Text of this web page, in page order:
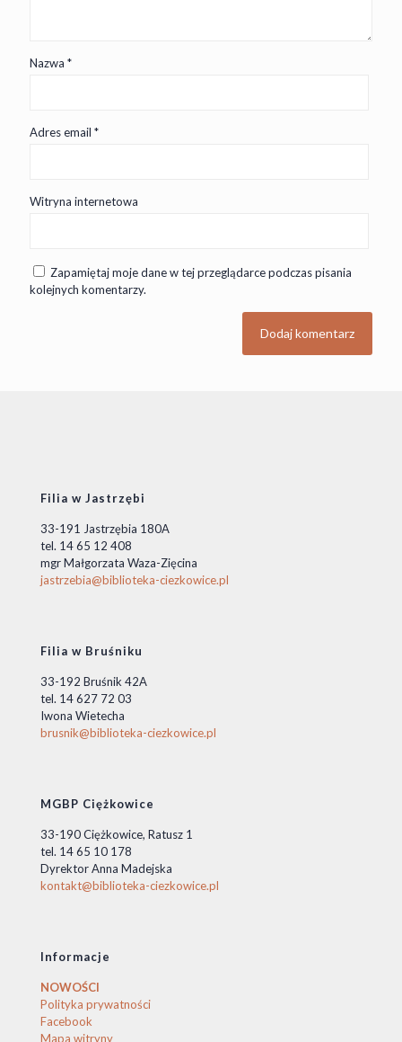
Nazwa *
Adres email *
Witryna internetowa
Zapamiętaj moje dane w tej przeglądarce podczas pisania
kolejnych komentarzy.
Filia w Jastrzębi
33-191 Jastrzębia 180A
tel. 14 65 12 408
mgr Małgorzata Waza-Zięcina
jastrzebia@biblioteka-ciezkowice.pl
Filia w Bruśniku
33-192 Bruśnik 42A
tel. 14 627 72 03
Iwona Wietecha
brusnik@biblioteka-ciezkowice.pl
MGBP Ciężkowice
33-190 Ciężkowice, Ratusz 1
tel. 14 65 10 178
Dyrektor Anna Madejska
kontakt@biblioteka-ciezkowice.pl
Informacje
NOWOŚCI
Polityka prywatności
Facebook
Mapa witryny